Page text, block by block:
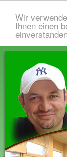
Wir
Ihnen einen